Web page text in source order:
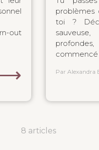
out
problèmes
toi ?
commencé
Par Alexandra
8 articles